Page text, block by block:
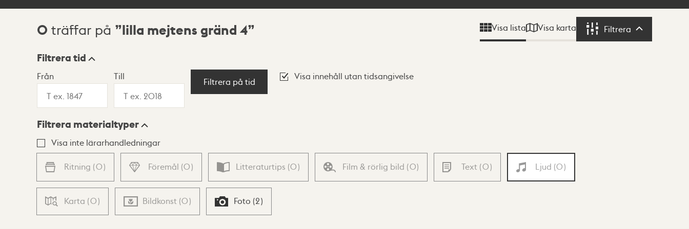
Sökresultat
0 träffar på lilla mejtens gränd 4 Visa lista Visa karta Filtrera Filtrera
Visningsläge
Lista Karta
Filtrera tid
Från Till
Filtrera på tid
Visa innehåll utan tidsangivelse
Filtrera materialtyper
Visa inte lärarhandledningar
Ritning (0) Föremål (0) Litteraturtips (0) Film & rörlig bild (0) Text (0) Ljud (0)
Karta (0) Bildkonst (0) Foto (2)